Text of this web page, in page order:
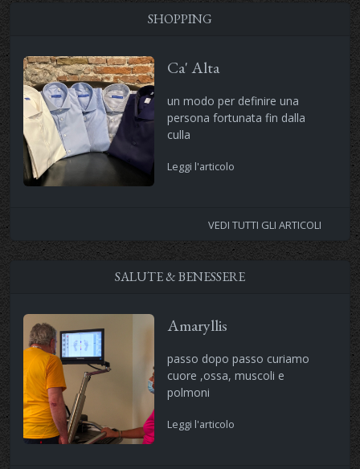
SHOPPING
Ca' Alta
un modo per definire una
persona fortunata fin dalla
culla
Leggi l'articolo
VEDI TUTTI GLI ARTICOLI
SALUTE & BENESSERE
Amaryllis
passo dopo passo curiamo
cuore ,ossa, muscoli e
polmoni
Leggi l'articolo